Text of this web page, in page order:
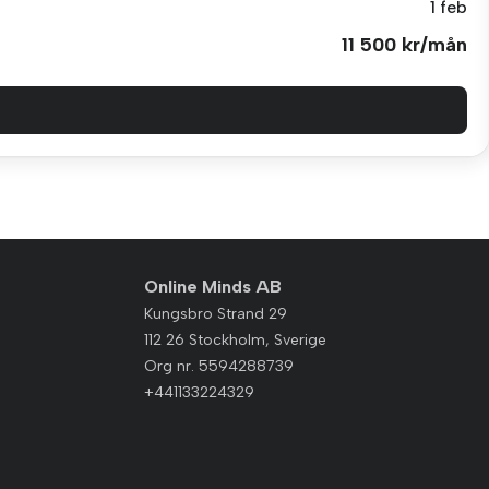
1 feb
11 500 kr/mån
Online Minds AB
Kungsbro Strand 29
112 26 Stockholm, Sverige
Org nr. 5594288739
+441133224329